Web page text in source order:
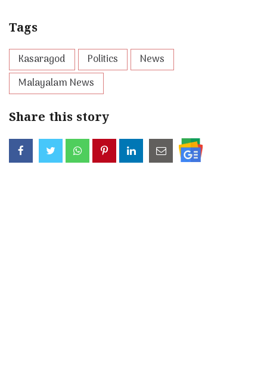
Tags
Kasaragod Politics
News
Malayalam News
Share this story